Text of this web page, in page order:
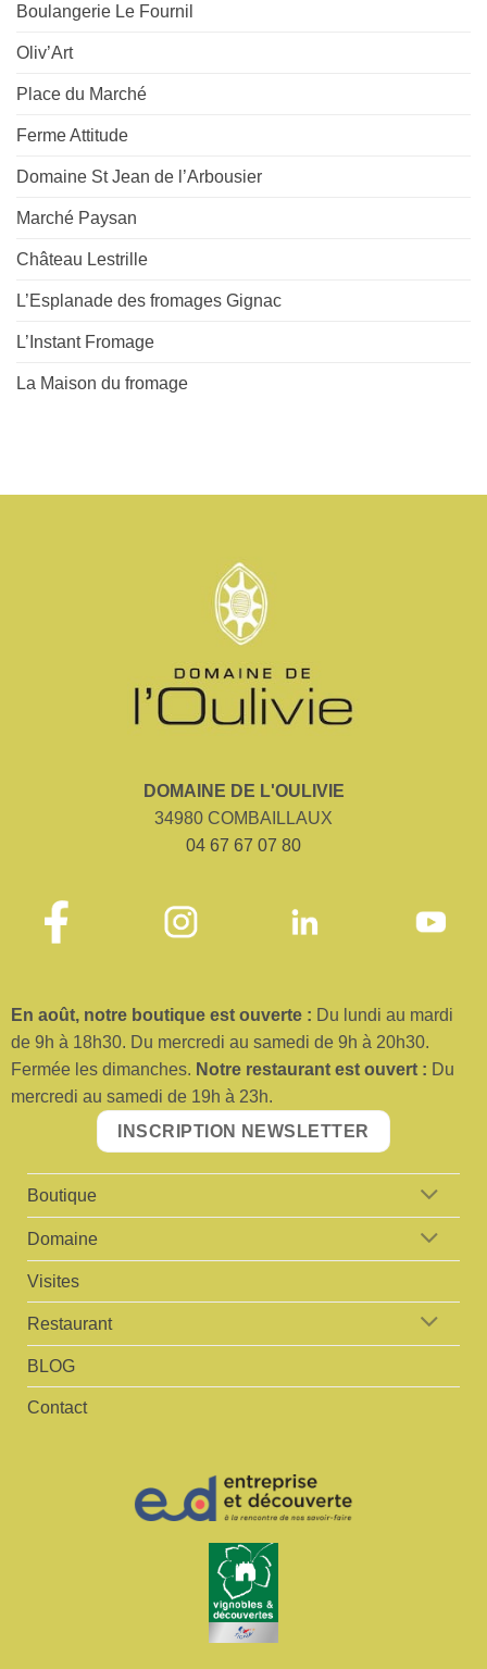
Boulangerie Le Fournil
Oliv’Art
Place du Marché
Ferme Attitude
Domaine St Jean de l’Arbousier
Marché Paysan
Château Lestrille
L’Esplanade des fromages Gignac
L’Instant Fromage
La Maison du fromage
DOMAINE DE L'OULIVIE
34980 COMBAILLAUX
04 67 67 07 80
En août, notre boutique est ouverte : Du lundi au mardi
de 9h à 18h30. Du mercredi au samedi de 9h à 20h30.
Fermée les dimanches. Notre restaurant est ouvert : Du
mercredi au samedi de 19h à 23h.
INSCRIPTION NEWSLETTER
Boutique
Domaine
Visites
Restaurant
BLOG
Contact